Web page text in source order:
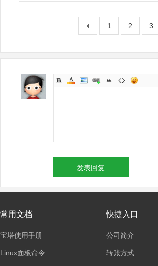
1 2 3
发表回复
常用文档
宝塔使用手册
Linux面板命令
快捷入口
公司简介
转账方式